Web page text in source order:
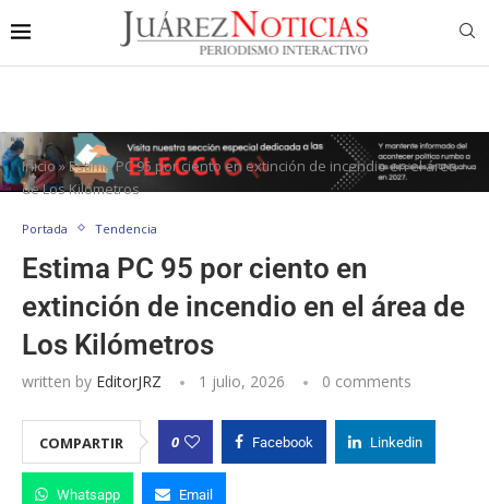
Inicio»Estima PC 95 por ciento en extinción de incendio en el área
de Los Kilómetros
Portada Tendencia
Estima PC 95 por ciento en
extinción de incendio en el área de
Los Kilómetros
written by EditorJRZ 1 julio, 2026 0 comments
COMPARTIR 0 Facebook Linkedin
Whatsapp Email